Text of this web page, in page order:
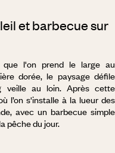
et barbecue sur
l'on prend le large au
dorée, le paysage défile
veille au loin. Après cette
l’on s'installe à la lueur des
avec un barbecue simple
pêche du jour.